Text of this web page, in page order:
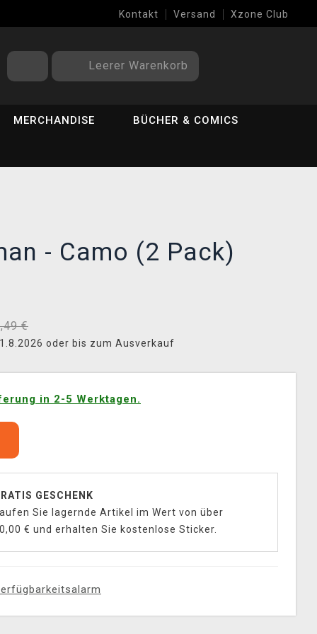
Kontakt Versand Xzone Club
Leerer Warenkorb
MERCHANDISE BÜCHER & COMICS
- Camo (2 Pack)
€
oder bis zum Ausverkauf
in 2-5 Werktagen.
GESCHENK
Sie lagernde Artikel im Wert von über
€ und erhalten Sie kostenlose Sticker.